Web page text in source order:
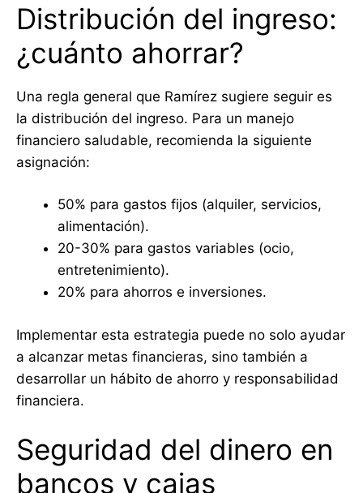
Distribución del ingreso:
¿cuánto ahorrar?
Una regla general que Ramírez sugiere seguir es
la distribución del ingreso. Para un manejo
financiero saludable, recomienda la siguiente
asignación:
50% para gastos fijos (alquiler, servicios,
alimentación).
20-30% para gastos variables (ocio,
entretenimiento).
20% para ahorros e inversiones.
Implementar esta estrategia puede no solo ayudar
a alcanzar metas financieras, sino también a
desarrollar un hábito de ahorro y responsabilidad
financiera.
Seguridad del dinero en
bancos y cajas